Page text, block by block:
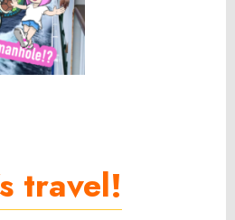
travel!